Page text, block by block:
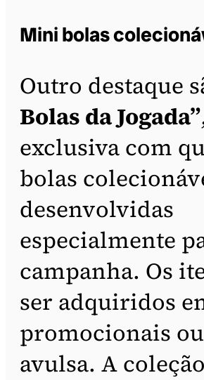
Mini bolas
Outro destaque
Bolas da Jogada”
exclusiva com
bolas
desenvolvidas
especialmente
campanha. Os
ser adquiridos
promocionais
avulsa. A